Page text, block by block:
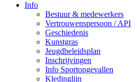
Info
Bestuur & medewerkers
Vertrouwenspersoon / API
Geschiedenis
Kunstgras
Jeugdbeleidsplan
Inschrijvingen
Info Sportongevallen
Kledinglijn